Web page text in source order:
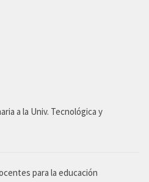
a la Univ. Tecnológica y
para la educación